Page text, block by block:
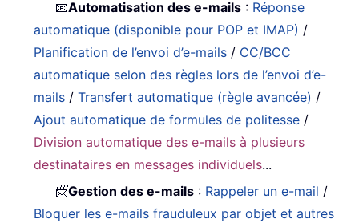
📧Automatisation des e-mails : Réponse
automatique (disponible pour POP et IMAP) /
Planification de l’envoi d’e-mails / CC/BCC
automatique selon des règles lors de l’envoi d’e-
mails /Transfert automatique (règle avancée) /
Ajout automatique de formules de politesse /
Division automatique des e-mails à plusieurs
destinataires en messages individuels...
📨Gestion des e-mails : Rappeler un e-mail /
Bloquer les e-mails frauduleux par objet et autres